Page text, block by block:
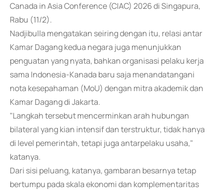
Canada in Asia Conference (CIAC) 2026 di Singapura,
Rabu (11/2).
Nadjibulla mengatakan seiring dengan itu, relasi antar
Kamar Dagang kedua negara juga menunjukkan
penguatan yang nyata, bahkan organisasi pelaku kerja
sama Indonesia-Kanada baru saja menandatangani
nota kesepahaman (MoU) dengan mitra akademik dan
Kamar Dagang di Jakarta.
"Langkah tersebut mencerminkan arah hubungan
bilateral yang kian intensif dan terstruktur, tidak hanya
di level pemerintah, tetapi juga antarpelaku usaha,"
katanya.
Dari sisi peluang, katanya, gambaran besarnya tetap
bertumpu pada skala ekonomi dan komplementaritas